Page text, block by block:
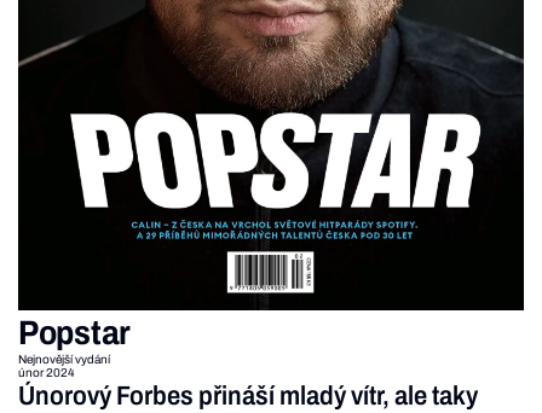
Popstar
Nejnovější vydání
únor 2024
Únorový Forbes přináší mladý vítr, ale taky